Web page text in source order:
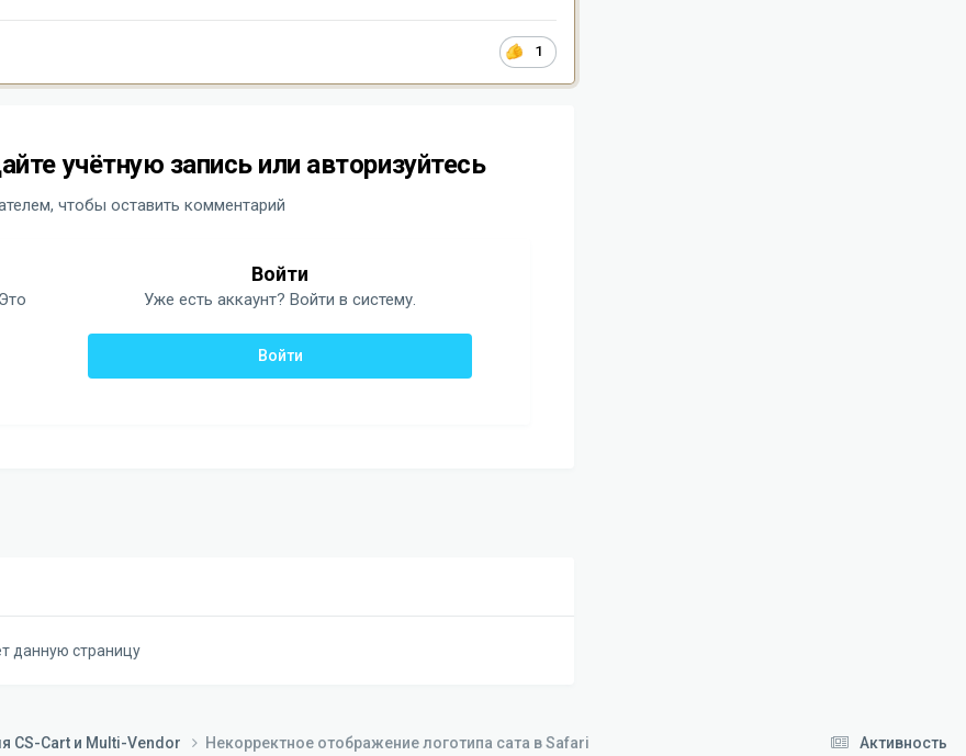
1
учётную запись или авторизуйтесь
чтобы оставить комментарий
Войти
Уже есть аккаунт? Войти в систему.
Войти
данную страницу
Активность
CS-Cart и Multi-Vendor Некорректное отображение логотипа сата в Safari